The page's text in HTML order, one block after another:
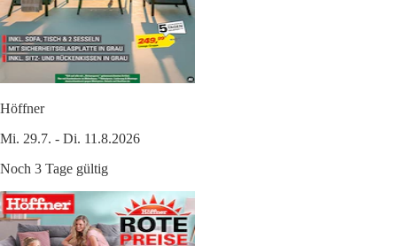
Höffner
Mi. 29.7. - Di. 11.8.2026
Noch 3 Tage gültig